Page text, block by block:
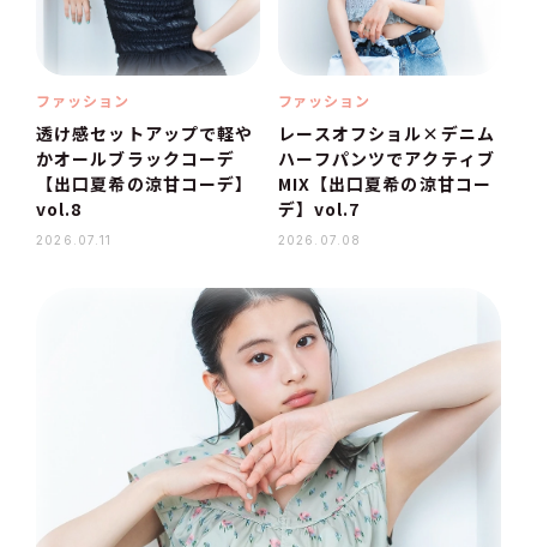
ファッション
透け感セットアップで軽や
かオールブラックコーデ
【出口夏希の涼甘コーデ】
vol.8
2026.07.11
ファッション
レースオフショル×デニム
ハーフパンツでアクティブ
MIX【出口夏希の涼甘コー
デ】vol.7
2026.07.08